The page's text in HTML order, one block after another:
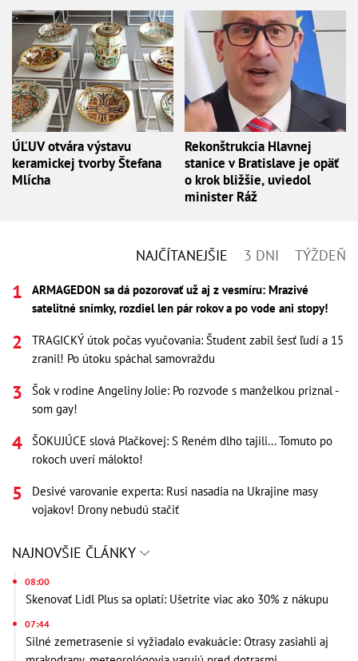
ÚĽUV otvára výstavu
keramickej tvorby Štefana
Mlícha
Rekonštrukcia Hlavnej
stanice v Bratislave je opäť
o krok bližšie, uviedol
minister Ráž
NAJČÍTANEJŠIE 3 DNI TÝŽDEŇ
ARMAGEDON sa dá pozorovať už aj z vesmíru: Mrazivé
satelitné snímky, rozdiel len pár rokov a po vode ani stopy!
TRAGICKÝ útok počas vyučovania: Študent zabil šesť ľudí a 15
zranil! Po útoku spáchal samovraždu
Šok v rodine Angeliny Jolie: Po rozvode s manželkou priznal -
som gay!
ŠOKUJÚCE slová Plačkovej: S Reném dlho tajili... Tomuto po
rokoch uverí málokto!
Desivé varovanie experta: Rusi nasadia na Ukrajine masy
vojakov! Drony nebudú stačiť
NAJNOVŠIE ČLÁNKY
08:00
Skenovať Lidl Plus sa oplatí: Ušetrite viac ako 30% z nákupu
07:44
Silné zemetrasenie si vyžiadalo evakuácie: Otrasy zasiahli aj